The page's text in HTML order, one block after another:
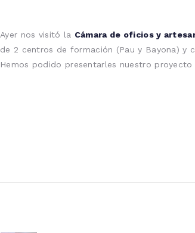
Ayer nos visitó la Cámara de oficios y
de 2 centros de formación (Pau y Bayona) y
Hemos podido presentarles nuestro proyecto